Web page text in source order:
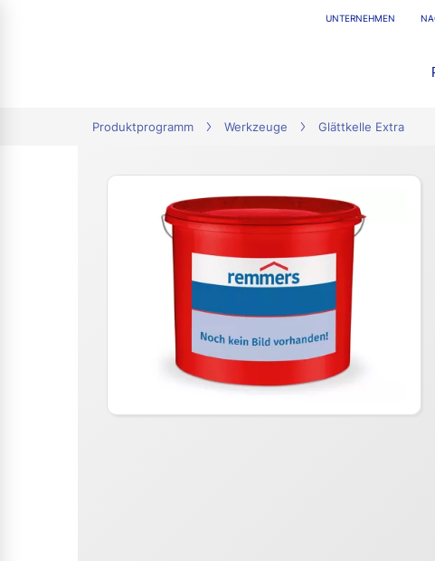
UNTERNEHMEN
Produktprogramm Werkzeuge Glättkelle Extra